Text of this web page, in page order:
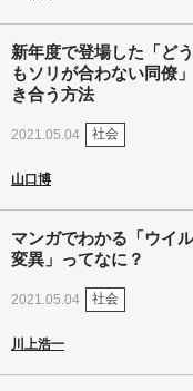
新年度で登場した「ど
もソリが合わない同僚
き合う方法
2021.05.04 社会
山口博
マンガでわかる「ウイ
変異」ってなに？
2021.05.04 社会
川上浩一